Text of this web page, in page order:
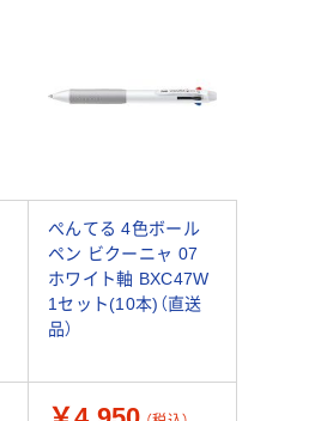
ぺんてる 4色ボール
ペン ビクーニャ 07
ホワイト軸 BXC47W
1セット(10本)（直送
品）